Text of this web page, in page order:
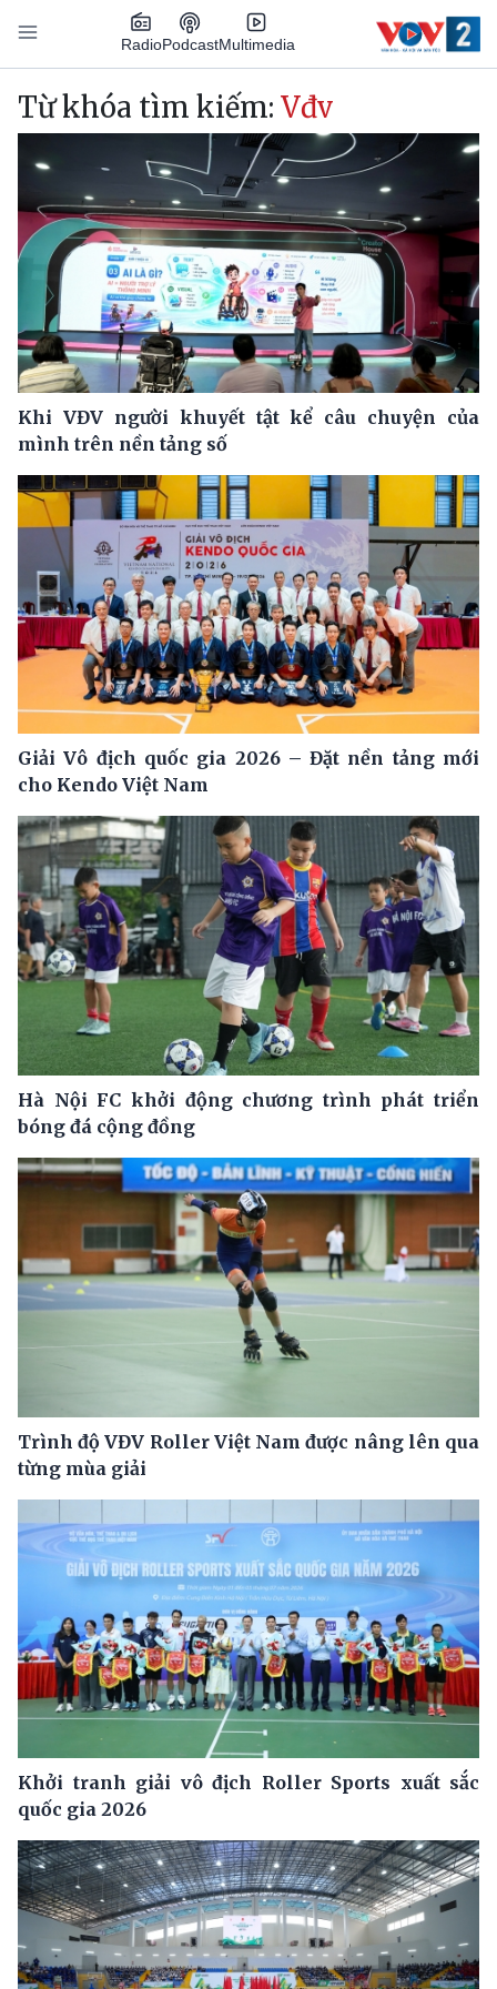
Nhảy đến nội dung
RadioPodcastMultimedia
Main navigation
Từ khóa tìm kiếm: Vđv
Khi VĐV người khuyết tật kể câu chuyện của
mình trên nền tảng số
Giải Vô địch quốc gia 2026 – Đặt nền tảng mới
cho Kendo Việt Nam
Hà Nội FC khởi động chương trình phát triển
bóng đá cộng đồng
Trình độ VĐV Roller Việt Nam được nâng lên qua
từng mùa giải
Khởi tranh giải vô địch Roller Sports xuất sắc
quốc gia 2026